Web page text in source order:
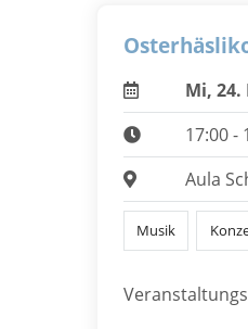
Mi, 24.
17:00 -
Aula
Musik